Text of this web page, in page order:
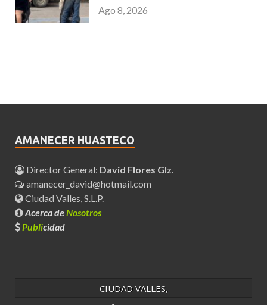
Ago 8, 2026
AMANECER HUASTECO
Director General: David Flores Glz.
amanecer_david@hotmail.com
Ciudad Valles, S.L.P.
Acerca deNosotros
Publicidad
CIUDAD VALLES,